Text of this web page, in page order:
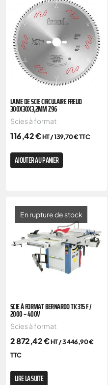
LAME DE SCIE CIRCULAIRE FREUD
300X30X3,2MM Z96
Scies à format
116,42€HT /139,70€TTC
AJOUTER AU PANIER
En rupture de stock
SCIE À FORMAT BERNARDO TK 315 F /
2000 – 400V
Scies à format
2 872,42€HT /3 446,90€
TTC
LIRE LA SUITE